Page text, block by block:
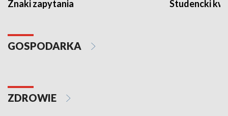
Znaki zapytania Studencki
GOSPODARKA
ZDROWIE